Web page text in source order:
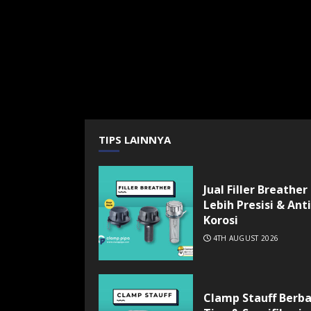
TIPS LAINNYA
Jual Filler Breather
Lebih Presisi & Anti
Korosi
4TH AUGUST 2026
Clamp Stauff